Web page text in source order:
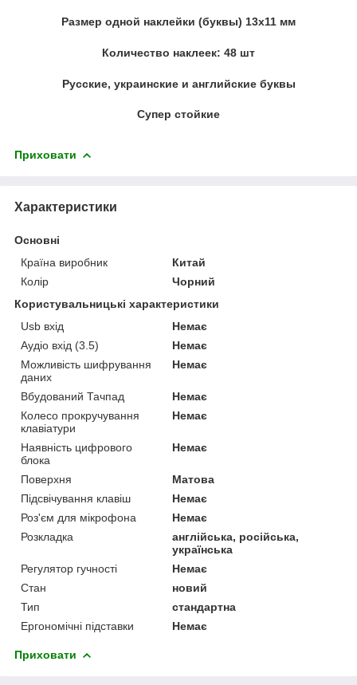
Размер одной наклейки (буквы) 13х11 мм
Количество наклеек: 48 шт
Русские, украинские и английские буквы
Супер стойкие
Приховати
Характеристики
Основні
Країна виробник
Китай
Колір
Чорний
Користувальницькі характеристики
Usb вхід
Немає
Аудіо вхід (3.5)
Немає
Можливість шифрування
даних
Немає
Вбудований Тачпад
Немає
Колесо прокручування
клавіатури
Немає
Наявність цифрового
блока
Немає
Поверхня
Матова
Підсвічування клавіш
Немає
Роз'єм для мікрофона
Немає
Розкладка
англійська, російська,
українська
Регулятор гучності
Немає
Стан
новий
Тип
стандартна
Ергономічні підставки
Немає
Приховати